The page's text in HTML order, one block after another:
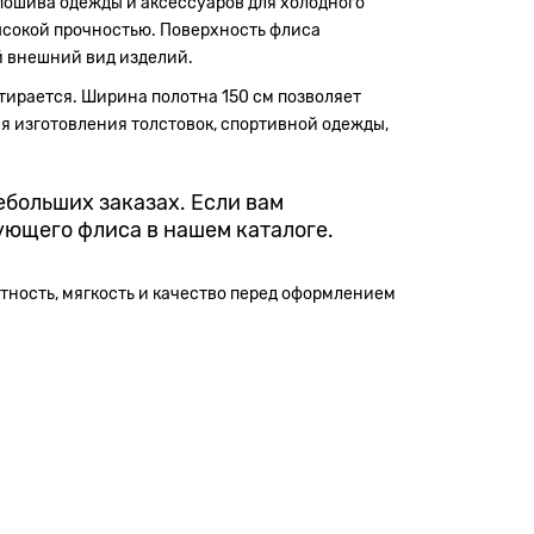
прочностью. Поверхность флиса
внешний вид изделий.
Ширина полотна 150 см позволяет
изготовления толстовок, спортивной одежды,
заказах. Если вам
флиса в нашем каталоге.
мягкость и качество перед оформлением